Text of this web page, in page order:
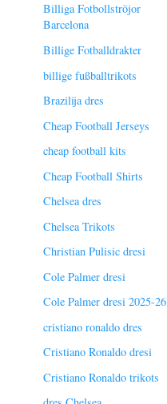
Billiga Fotbollströjor
Barcelona
Billige Fotballdrakter
billige fußballtrikots
Brazilija dres
Cheap Football Jerseys
cheap football kits
Cheap Football Shirts
Chelsea dres
Chelsea Trikots
Christian Pulisic dresi
Cole Palmer dresi
Cole Palmer dresi 2025-26
cristiano ronaldo dres
Cristiano Ronaldo dresi
Cristiano Ronaldo trikots